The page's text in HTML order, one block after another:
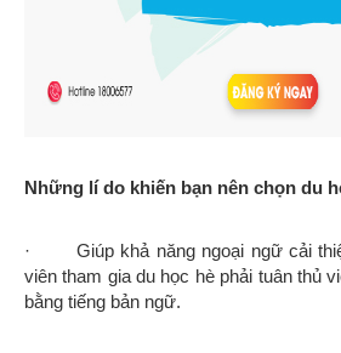
Những lí do khiến bạn nên chọn du
· Giúp khả năng ngoại ngữ cải
viên tham gia du học hè phải tuân thủ
bằng tiếng bản ngữ.